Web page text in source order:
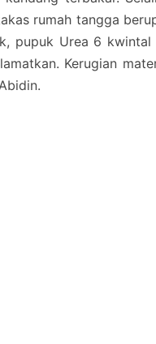
rumah tangga
pupuk Urea 6
Kerugian